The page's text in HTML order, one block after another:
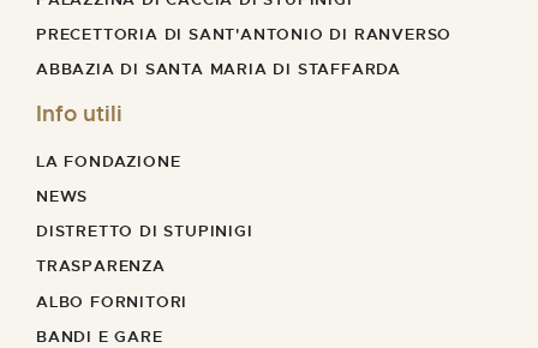
PRECETTORIA DI SANT'ANTONIO DI RANVERSO
ABBAZIA DI SANTA MARIA DI STAFFARDA
Info utili
LA FONDAZIONE
NEWS
DISTRETTO DI STUPINIGI
TRASPARENZA
ALBO FORNITORI
BANDI E GARE